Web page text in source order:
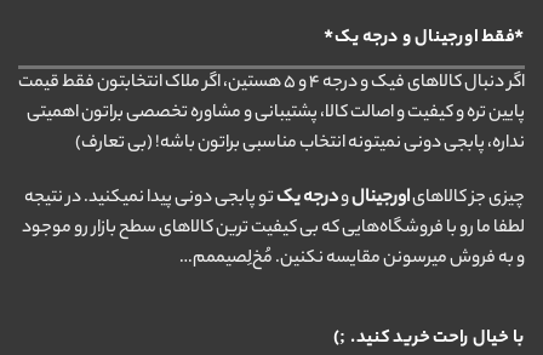
*فقط اورجینال و درجه یک*
اگر دنبال کالاهای فیک و درجه ۴ و ۵ هستین، اگر ملاک انتخابتون فقط قیمت
پایین تره و کیفیت و اصالت کالا، پشتیبانی و مشاوره تخصصی براتون اهمیتی
نداره، پابجی دونی نمیتونه انتخاب مناسبی براتون باشه! (بی تعارف)
چیزی جز کالاهایاورجینالودرجه یکتو پابجی دونی پیدا نمیکنید. در نتیجه
لطفا ما رو با فروشگاه‌هایی که بی کیفیت ترین کالاهای سطح بازار رو موجود
و به فروش میرسونن مقایسه نکنین. مُخ‌لِصیممم…
با خیال راحت خرید کنید. ;)